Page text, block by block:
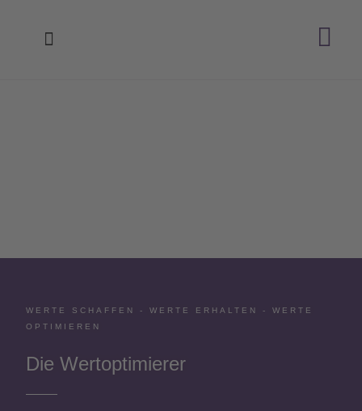
springen
WERTE SCHAFFEN - WERTE ERHALTEN - WERTE
OPTIMIEREN
Die Wertoptimierer